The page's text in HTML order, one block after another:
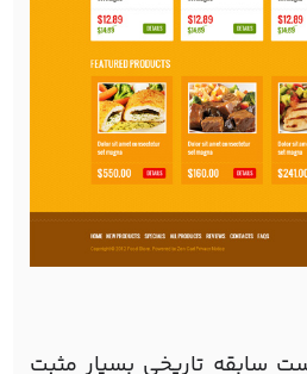
سابقه تاریخی بسیار مثبت